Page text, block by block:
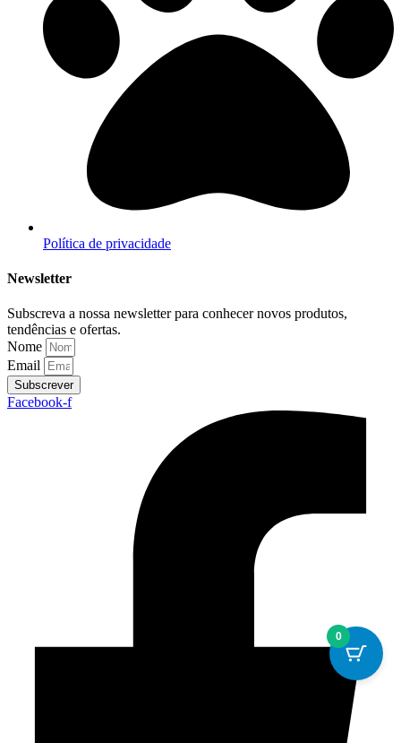
Política de privacidade
Newsletter
Subscreva a nossa newsletter para conhecer novos produtos,
tendências e ofertas.
Nome
Email
Subscrever
Facebook-f
0